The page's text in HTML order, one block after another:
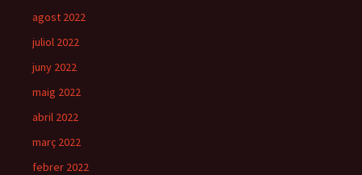
agost 2022
juliol 2022
juny 2022
maig 2022
abril 2022
març 2022
febrer 2022